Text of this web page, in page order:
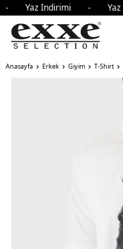
Yaz İndirimi -
Anasayfa Erkek Giyim T-Shirt